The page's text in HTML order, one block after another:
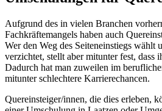
Aufgrund des in vielen Branchen
Fachkräftemangels haben auch
Wer den Weg des Seiteneinstiegs wählt
verzichtet, stellt aber mitunter fest,
Dadurch hat man zuweilen im
mitunter schlechtere Karrierechancen.
Quereinsteiger/innen, die dies erleben,